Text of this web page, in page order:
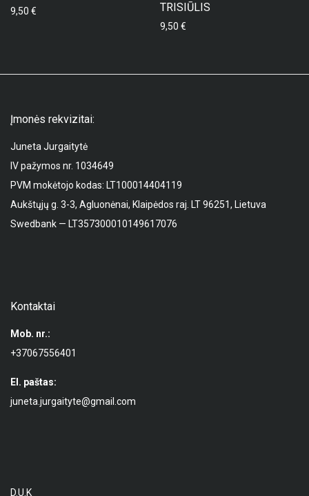
9,50 €
TRISIŪLIS
9,50 €
Įmonės rekvizitai:
Juneta Jurgaitytė
IV pažymos nr. 1034649
PVM mokėtojo kodas: LT100014404119
Aukštųjų g. 3-3, Agluonėnai, Klaipėdos raj. LT 96251, Lietuva
Swedbank — LT357300010149617076
Kontaktai
Mob. nr.:
+37067556401
El. paštas:
juneta.jurgaityte@gmail.com
D.U.K